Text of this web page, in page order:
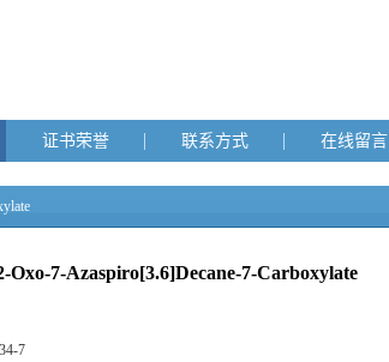
证书荣誉 联系方式 在线留言
Oxo-7-Azaspiro[3.6]Decane-7-Carboxylate
7